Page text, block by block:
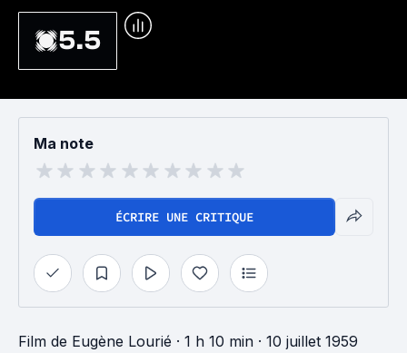
5.5
Ma note
ÉCRIRE UNE CRITIQUE
Film de Eugène Lourié · 1 h 10 min · 10 juillet 1959